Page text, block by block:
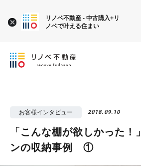
お客様インタビュー 2018.09.10
「こんな棚が欲しかった！
ンの収納事例 ①
リノベ不動産 - 中古購入+リ
ノベで叶える住まい